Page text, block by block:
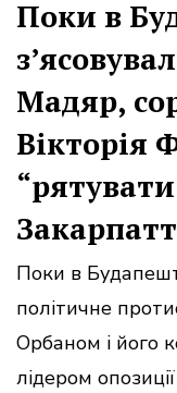
Поки в
Мадяр,
Вікторія
Поки в
політичне
Орбаном і його
лідером